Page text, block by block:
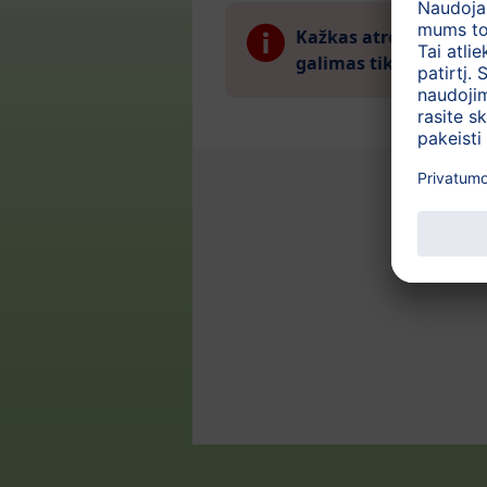
Kažkas atrodo
galimas tik nuo